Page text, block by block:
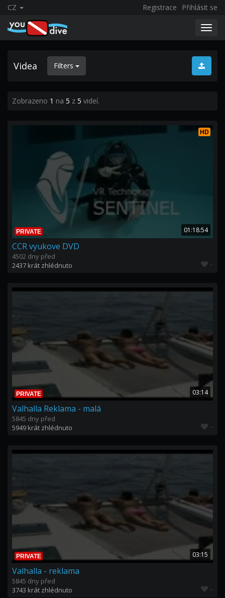
CZ Registrace Přihlásit se
Videa Filters
Zobrazeno 1 na 5 z 5 videí.
PRIVATE
HD
01:18:54
CCR vyukove DVD
4502 dny před
2437 krát zhlédnuto
-
PRIVATE 03:14
Valhalla Reklama - malá
5845 dny před
5949 krát zhlédnuto
-
PRIVATE 03:15
Valhalla - reklama
5845 dny před
3743 krát zhlédnuto
-